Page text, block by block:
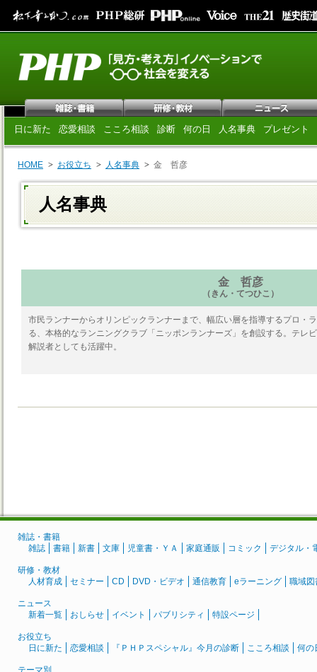
日に新た 恋愛相談 こころ相談 診断 何の日 人名事典 プレゼント
HOME お役立ち 人名事典 金 哲彦
人名事典
金 哲彦
（きん・てつひこ）
市民ランナーからオリンピックランナーまで、幅広い層を指導するプロ・
る、本格的なランニングクラブ「ニッポンランナーズ」を創設する。テレ
解説者としても活躍中。
雑誌・書籍
雑誌
書籍 新書 文庫 児童書・ＹＡ 家庭通販 コミック デジタル・
研修・教材
人材育成
セミナー CD DVD・ビデオ 通信教育 eラーニング 職域図
ニュース
新着一覧
おしらせ イベント パブリシティ 特設ページ
お役立ち
日に新た
恋愛相談 『ＰＨＰスペシャル』今月の診断 こころ相談 何の
テーマ別